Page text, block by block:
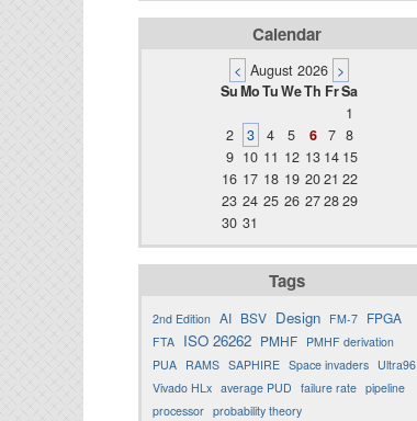
Calendar
< August 2026 >
SuMoTuWeTh FrSa
1
2
3 4 5 6 7 8
9 10 11 12 13 14 15
16 17 18 19 2021 22
23 24 25 26 272829
30 31
Tags
2nd Edition AI BSV Design FM-7 FPGA
FTA ISO 26262 PMHF PMHF derivation
PUA RAMS SAPHIRE Space invaders Ultra96
Vivado HLx average PUD failure rate pipeline
processor probability theory